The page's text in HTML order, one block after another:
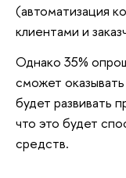
(автоматизация
клиентами и
Однако 35%
сможет
будет развивать
что это будет
средств.